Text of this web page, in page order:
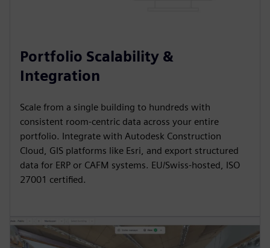
Portfolio Scalability &
Integration
Scale from a single building to hundreds with
consistent room-centric data across your entire
portfolio. Integrate with Autodesk Construction
Cloud, GIS platforms like Esri, and export structured
data for ERP or CAFM systems. EU/Swiss-hosted, ISO
27001 certified.